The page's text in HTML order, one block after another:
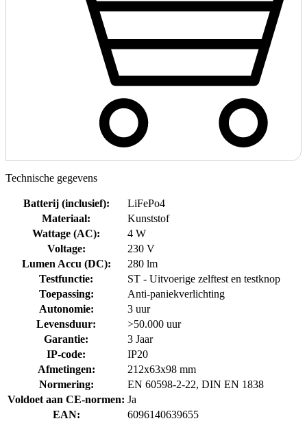
Technische gegevens
Batterij (inclusief):
LiFePo4
Materiaal:
Kunststof
Wattage (AC):
4 W
Voltage:
230 V
Lumen Accu (DC):
280 lm
Testfunctie:
ST - Uitvoerige zelftest en testknop
Toepassing:
Anti-paniekverlichting
Autonomie:
3 uur
Levensduur:
>50.000 uur
Garantie:
3 Jaar
IP-code:
IP20
Afmetingen:
212x63x98 mm
Normering:
EN 60598-2-22, DIN EN 1838
Voldoet aan CE-normen: Ja
EAN:
6096140639655